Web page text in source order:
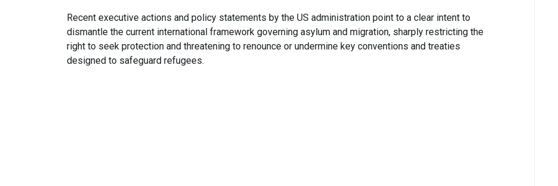
Recent executive actions and policy statements by the US administration point to a clear intent to
dismantle the current international framework governing asylum and migration, sharply restricting the
right to seek protection and threatening to renounce or undermine key conventions and treaties
designed to safeguard refugees.